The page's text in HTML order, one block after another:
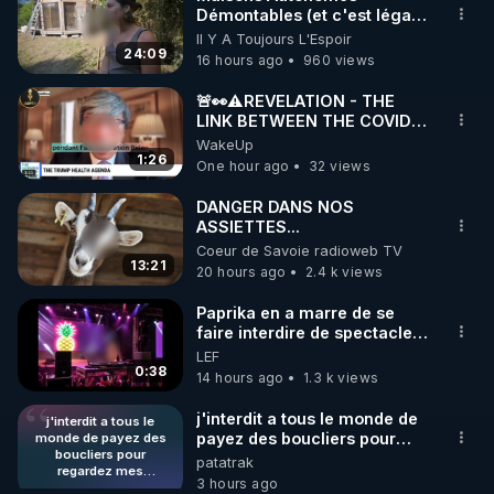
🌱 INSTAGRAM
https://www.instagram.com/rdlr_thierrycasasnovas/
http://rgnr.li/instagram
🌱 LA NEWSLETTER
Pour ne pas rater l’actualité RGNR (stages,
http://rgnr.li/news
🌱 VIDÉOS NON CENSURÉES SUR ODYSEE
Toutes les vidéos Youtube sont aussi sur la
http://rgnr.li/odysee
🌱 LES STAGES EN PRÉSENTIEL
http://rgnr.li/stages
24:09
Démontables (et c'est légal).
Visite éco village en
Bretagne
Il Y A Toujours L'Espoir
16 hours ago
960 views
1:26
🚨👀⚠️REVELATION - THE
LINK BETWEEN THE COVID
VACCINE AND CANCER -LIEN
VACCIN COVID ET CANCER
WakeUp
One hour ago
32 views
13:21
DANGER DANS NOS
ASSIETTES...
Coeur de Savoie radioweb TV
20 hours ago
2.4 k views
0:38
Paprika en a marre de se
faire interdire de spectacle.
Elle décide donc de devenir
DJ !
LEF
14 hours ago
1.3 k views
j'interdit a tous le
monde de payez des
boucliers pour
regardez mes
publications (gratuites)
j'interdit a tous le monde de
payez des boucliers pour
regardez mes publications
(gratuites) quand ils le désire
patatrak
3 hours ago